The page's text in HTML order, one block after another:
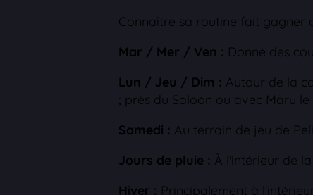
Connaître sa routine fait gagner
Mar / Mer / Ven : Donne des
Lun / Jeu / Dim : Autour de la
; près du Saloon ou avec Maru le
Samedi : Au terrain de jeu de
Jours de pluie : À l'intérieur de
Hiver : Principalement à